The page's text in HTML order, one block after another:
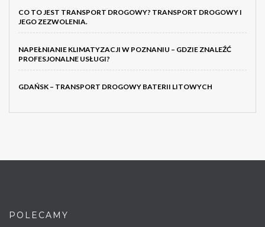
CO TO JEST TRANSPORT DROGOWY? TRANSPORT DROGOWY I
JEGO ZEZWOLENIA.
NAPEŁNIANIE KLIMATYZACJI W POZNANIU – GDZIE ZNALEŹĆ
PROFESJONALNE USŁUGI?
GDAŃSK – TRANSPORT DROGOWY BATERII LITOWYCH
POLECAMY